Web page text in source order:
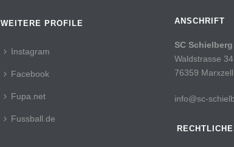
WEITERE PROFILE
Instagram
Facebook
Fupa.net
Fussball.de
ANSCHRIFT
SC Schielberg
Waldstrasse 34
76359 Marxzell
info@sc-